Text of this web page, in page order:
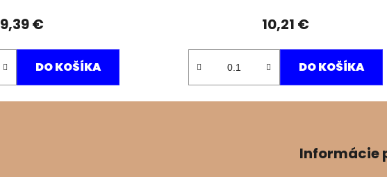
9,39 €
DO KOŠÍKA
10,21 €
DO KOŠÍKA
Informácie